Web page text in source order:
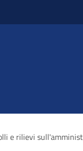
e rilievi